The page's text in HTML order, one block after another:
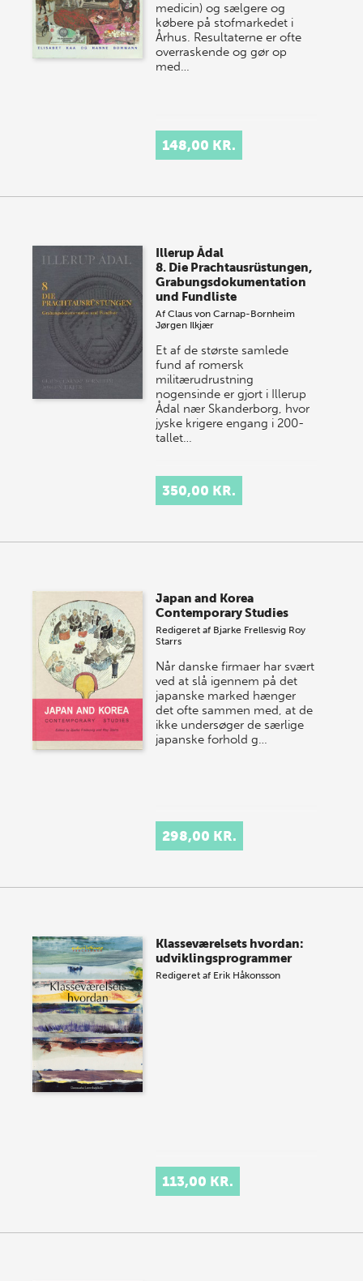
medicin) og sælgere og
købere på stofmarkedet i
Århus. Resultaterne er ofte
overraskende og gør op
med…
148,00 KR.
Illerup Ådal
8. Die Prachtausrüstungen,
Grabungsdokumentation
und Fundliste
AfClaus von Carnap-Bornheim
Jørgen Ilkjær
Et af de største samlede
fund af romersk
militærudrustning
nogensinde er gjort i Illerup
Ådal nær Skanderborg, hvor
jyske krigere engang i 200-
tallet…
350,00 KR.
Japan and Korea
Contemporary Studies
Redigeret af Bjarke Frellesvig Roy
Starrs
Når danske firmaer har svært
ved at slå igennem på det
japanske marked hænger
det ofte sammen med, at de
ikke undersøger de særlige
japanske forhold g…
298,00 KR.
Klasseværelsets hvordan:
udviklingsprogrammer
Redigeret af Erik Håkonsson
113,00 KR.